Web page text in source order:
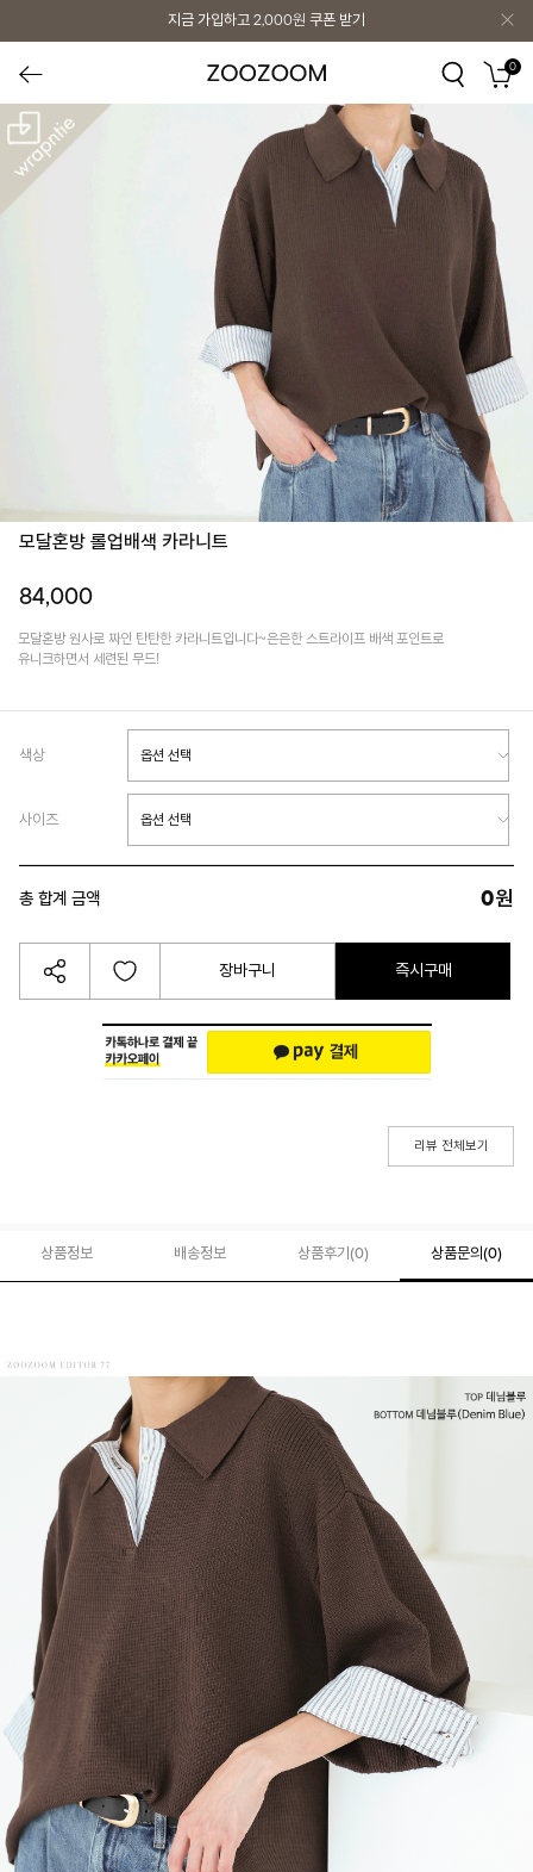
지금 가입하고 2,000원 쿠폰 받기
0
모달혼방 롤업배색 카라니트
84,000
모달혼방 원사로 짜인 탄탄한 카라니트입니다~은은한 스트라이프 배색 포인트로
유니크하면서 세련된 무드!
색상
사이즈
총 합계 금액 0원
장바구니 즉시구매
리뷰 전체보기
상품정보 배송정보 상품후기(0) 상품문의 (0)